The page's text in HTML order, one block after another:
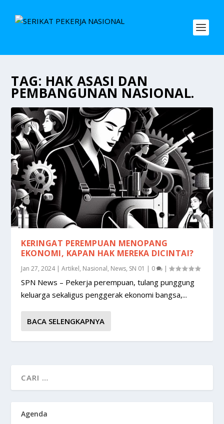
TAG: HAK ASASI DAN
PEMBANGUNAN NASIONAL.
KERINGAT PEREMPUAN MENOPANG
EKONOMI, KAPAN HAK MEREKA DICINTAI?
Jan 27, 2024|Artikel, Nasional, News, SN 01 | 0 |
SPN News – Pekerja perempuan, tulang punggung
keluarga sekaligus penggerak ekonomi bangsa,...
BACA SELENGKAPNYA
Agenda